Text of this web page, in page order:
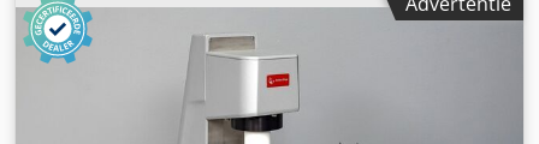
gerechten, waardoor het lossen op wagens mogelijk is
door middel van gemotoriseerd kantelen, waarbij de
hoogte van de uitlaatopening behouden blijft. De pan is
uitgerust met een dubbele thermo-olie bodemplaat en een
gemakkelijk te reinigen binnentank met een uitneembare
roerspaan met messen die langs de wanden schrapen om